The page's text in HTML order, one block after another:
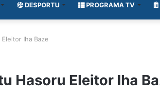
DESPORTU PROGRAMA TV
Iha Baze
Hasoru Eleitor Iha